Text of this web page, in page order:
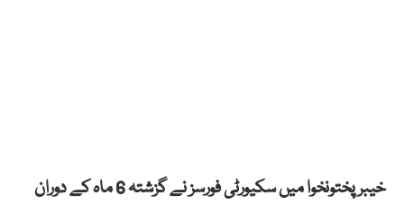
خیبر پختونخوا میں سکیورٹی فورسز نے گزشتہ 6 ماہ کے دوران